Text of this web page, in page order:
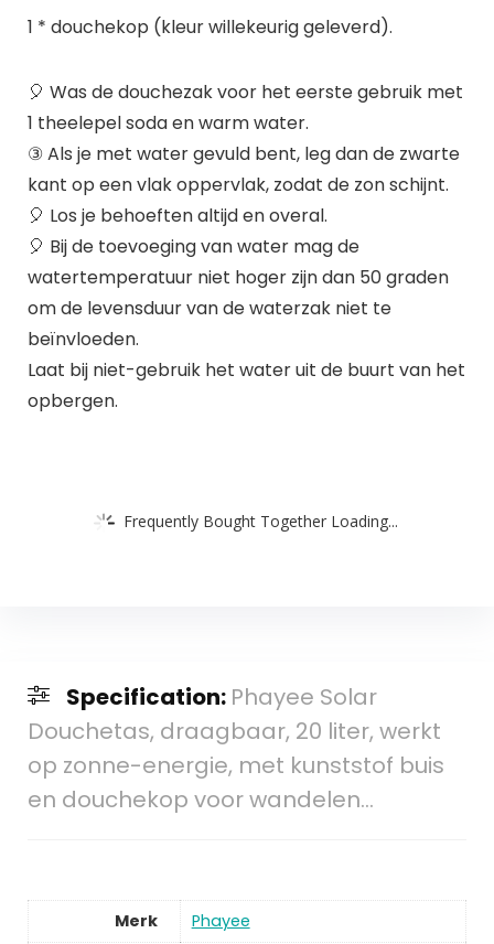
1 * douchekop (kleur willekeurig geleverd).
🎈 Was de douchezak voor het eerste gebruik met
1 theelepel soda en warm water.
③ Als je met water gevuld bent, leg dan de zwarte
kant op een vlak oppervlak, zodat de zon schijnt.
🎈 Los je behoeften altijd en overal.
🎈 Bij de toevoeging van water mag de
watertemperatuur niet hoger zijn dan 50 graden
om de levensduur van de waterzak niet te
beïnvloeden.
Laat bij niet-gebruik het water uit de buurt van het
opbergen.
Frequently Bought Together Loading...
Specification: Phayee Solar
Douchetas, draagbaar, 20 liter, werkt
op zonne-energie, met kunststof buis
en douchekop voor wandelen…
Merk
Phayee